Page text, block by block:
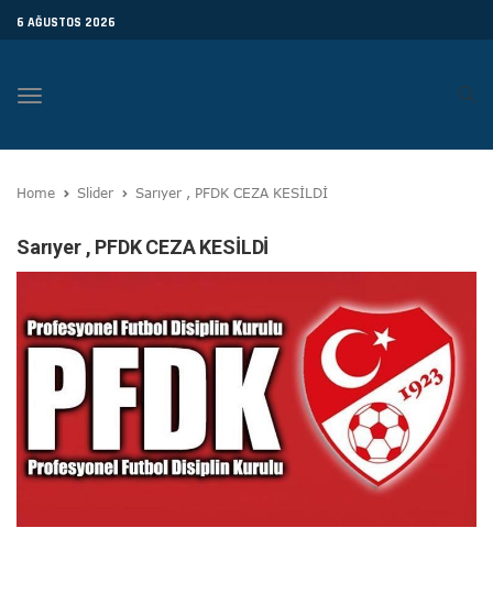
6 AĞUSTOS 2026
Toggle
Home Slider Sarıyer , PFDK CEZA KESİLDİ
Sarıyer , PFDK CEZA KESİLDİ